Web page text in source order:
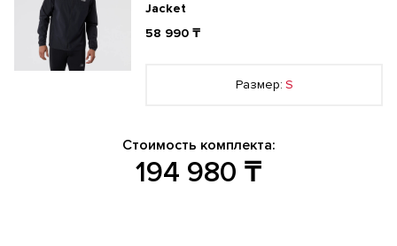
Jacket
58 990 ₸
Размер: S
Стоимость комплекта:
194 980 ₸